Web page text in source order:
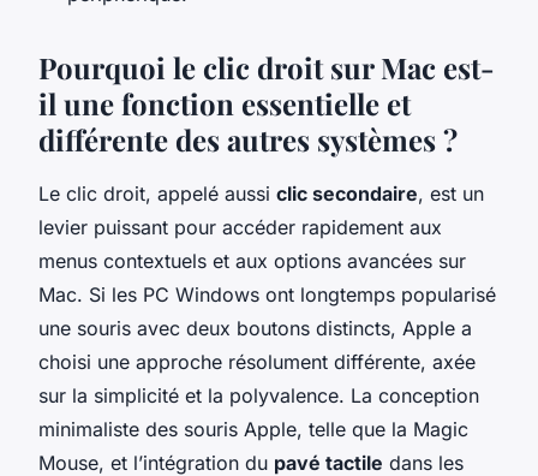
Pourquoi le clic droit sur Mac est-
il une fonction essentielle et
différente des autres systèmes ?
Le clic droit, appelé aussi clic secondaire, est un
levier puissant pour accéder rapidement aux
menus contextuels et aux options avancées sur
Mac. Si les PC Windows ont longtemps popularisé
une souris avec deux boutons distincts, Apple a
choisi une approche résolument différente, axée
sur la simplicité et la polyvalence. La conception
minimaliste des souris Apple, telle que la Magic
Mouse, et l’intégration du pavé tactile dans les